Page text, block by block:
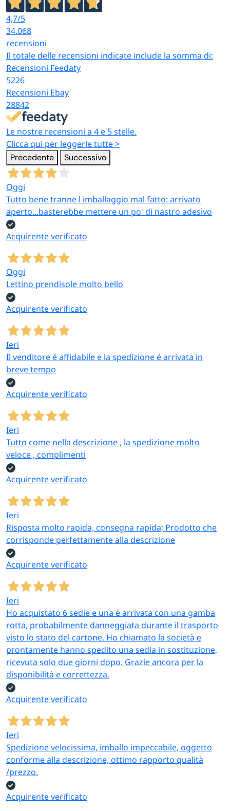
4,7/5
34.068
recensioni
Il totale delle recensioni indicate include la somma di:
Recensioni Feedaty
5226
Recensioni Ebay
28842
Le nostre recensioni a 4 e 5 stelle.
Clicca qui per leggerle tutte >
Precedente Successivo
Oggi
Tutto bene tranne l imballaggio mal fatto: arrivato
aperto...basterebbe mettere un po' di nastro adesivo
Acquirente verificato
Oggi
Lettino prendisole molto bello
Acquirente verificato
Ieri
Il venditore é affidabile e la spedizione é arrivata in
breve tempo
Acquirente verificato
Ieri
Tutto come nella descrizione , la spedizione molto
veloce , complimenti
Acquirente verificato
Ieri
Risposta molto rapida, consegna rapida; Prodotto che
corrisponde perfettamente alla descrizione
Acquirente verificato
Ieri
Ho acquistato 6 sedie e una è arrivata con una gamba
rotta, probabilmente danneggiata durante il trasporto
visto lo stato del cartone. Ho chiamato la società e
prontamente hanno spedito una sedia in sostituzione,
ricevuta solo due giorni dopo. Grazie ancora per la
disponibilità e correttezza.
Acquirente verificato
Ieri
Spedizione velocissima, imballo impeccabile, oggetto
conforme alla descrizione, ottimo rapporto qualità
/prezzo.
Acquirente verificato